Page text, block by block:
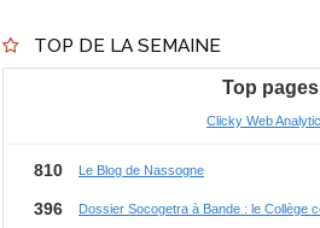
TOP DE LA SEMAINE